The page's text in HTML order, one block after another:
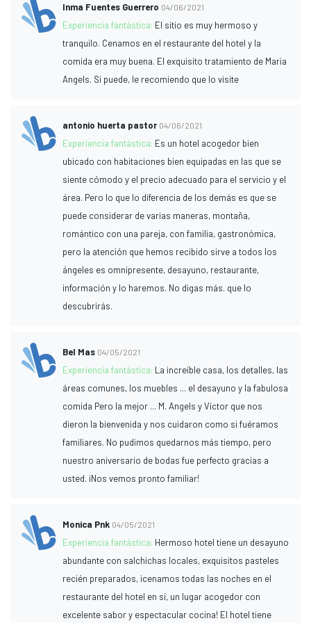
Inma Fuentes Guerrero 04/06/2021
Experiencia fantástica: El sitio es muy hermoso y
tranquilo. Cenamos en el restaurante del hotel y la
comida era muy buena. El exquisito tratamiento de Maria
Angels. Si puede, le recomiendo que lo visite
antonio huerta pastor 04/06/2021
Experiencia fantástica: Es un hotel acogedor bien
ubicado con habitaciones bien equipadas en las que se
siente cómodo y el precio adecuado para el servicio y el
área. Pero lo que lo diferencia de los demás es que se
puede considerar de varias maneras, montaña,
romántico con una pareja, con familia, gastronómica,
pero la atención que hemos recibido sirve a todos los
ángeles es omnipresente, desayuno, restaurante,
información y lo haremos. No digas más. que lo
descubrirás.
Bel Mas 04/05/2021
Experiencia fantástica: La increíble casa, los detalles, las
áreas comunes, los muebles ... el desayuno y la fabulosa
comida Pero la mejor ... M. Angels y Víctor que nos
dieron la bienvenida y nos cuidaron como si fuéramos
familiares. No pudimos quedarnos más tiempo, pero
nuestro aniversario de bodas fue perfecto gracias a
usted. ¡Nos vemos pronto familiar!
Monica Pnk 04/05/2021
Experiencia fantástica: Hermoso hotel tiene un desayuno
abundante con salchichas locales, exquisitos pasteles
recién preparados, ¡cenamos todas las noches en el
restaurante del hotel en sí, un lugar acogedor con
excelente sabor y espectacular cocina! El hotel tiene